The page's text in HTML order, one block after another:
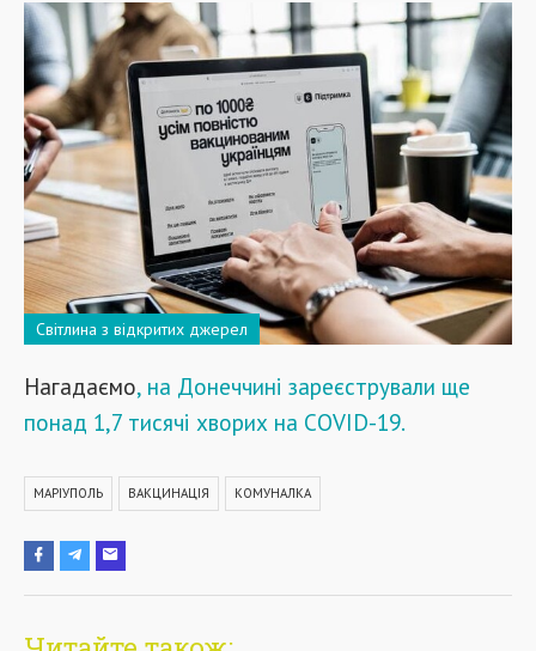
Світлина з відкритих джерел
Нагадаємо, на Донеччині зареєстрували ще
понад 1,7 тисячі хворих на COVID-19.
МАРІУПОЛЬ ВАКЦИНАЦІЯ КОМУНАЛКА